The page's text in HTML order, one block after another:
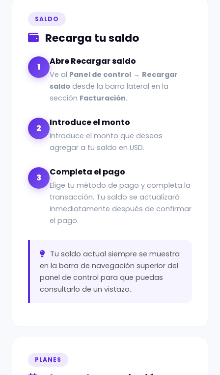
SALDO
Recarga tu saldo
1
Abre Recargar saldo
Ve al Panel de control → Recargar
saldo desde la barra lateral en la
sección Facturación.
2
Introduce el monto
Introduce el monto que deseas
agregar a tu saldo en USD.
3
Completa el pago
Elige tu método de pago y completa la
transacción. Tu saldo se actualizará
inmediatamente después de confirmar
el pago.
Tu saldo actual siempre se muestra
en la barra de navegación superior del
panel de control para que puedas
consultarlo de un vistazo.
PLANES